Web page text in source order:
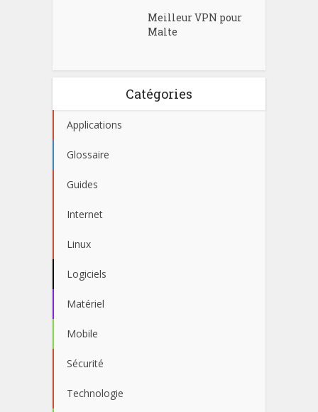
Meilleur VPN pour
Malte
Catégories
Applications
Glossaire
Guides
Internet
Linux
Logiciels
Matériel
Mobile
Sécurité
Technologie